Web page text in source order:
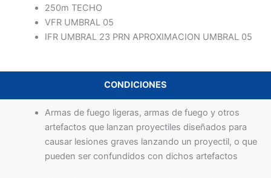
250m TECHO
VFR UMBRAL 05
IFR UMBRAL 23 PRN APROXIMACION UMBRAL 05
CONDICIONES
Armas de fuego ligeras, armas de fuego y otros
artefactos que lanzan proyectiles diseñados para
causar lesiones graves lanzando un proyectil, o que
pueden ser confundidos con dichos artefactos